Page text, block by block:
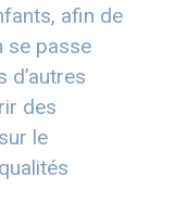
afin de
se passe
d’autres
des
le